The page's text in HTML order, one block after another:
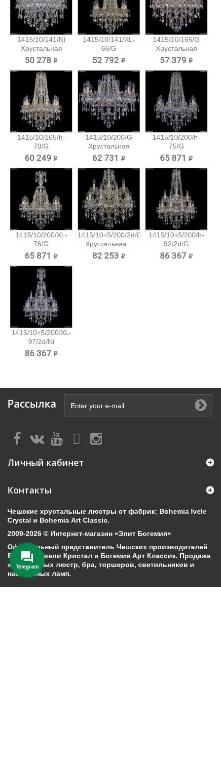
1415/10/141/Ni
Хрустальная
подвесная...
50 278 ₽
1415/10/141/XL-
66/G
Хрустальная...
52 792 ₽
1415/10/165/G
Хрустальная
подвесная...
57 379 ₽
1415/10/165/h-
70/G
Хрустальная...
60 249 ₽
1415/10/200/G
Хрустальная
подвесная...
62 731 ₽
1415/10/200/h-
75/G
Хрустальная...
65 871 ₽
1415/10/200/XL-
76/G
Хрустальная...
65 871 ₽
1415/10+5/200/2d/G
Хрустальная...
82 253 ₽
1415/10+5/200/h-
92/2d/G
Хрустальная...
86 367 ₽
1415/10+5/200/XL-
97/2d/Ni
Хрустальная...
86 367 ₽
Рассылка
Личный кабинет
Контакты
Чешские хрустальные люстры от фабрик: Bohemia Ivele
Crystal и Bohemia Art Classic.
2009-2026 © Интернет-магазин «Элит Богемия»
Официальный представитель Чешских производителей
Богемия Ивели Кристал и Богемия Арт Классик. Продажа
хрустальных люстр, бра, торшеров, светильников и
настольных ламп.
Telegram